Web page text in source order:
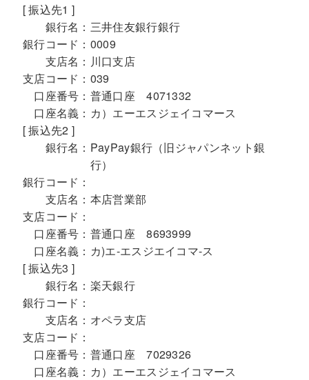
[ 振込先1 ]
銀行名： 三井住友銀行銀行
銀行コード： 0009
支店名： 川口支店
支店コード： 039
口座番号： 普通口座 4071332
口座名義： カ）エーエスジェイコマース
[ 振込先2 ]
銀行名： PayPay銀行（旧ジャパンネット銀
行）
銀行コード：
支店名： 本店営業部
支店コード：
口座番号： 普通口座 8693999
口座名義： カ)エ-エスジエイコマ-ス
[ 振込先3 ]
銀行名： 楽天銀行
銀行コード：
支店名： オペラ支店
支店コード：
口座番号： 普通口座 7029326
口座名義： カ）エーエスジェイコマース